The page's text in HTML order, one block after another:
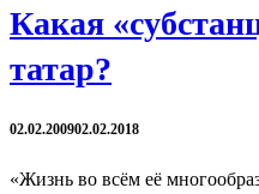
Какая
татар?
02.02.200902.02.2018
«Жизнь во всём её